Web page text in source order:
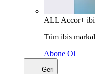
ALL Accor+
Tüm ibis
Abone Ol
Geri